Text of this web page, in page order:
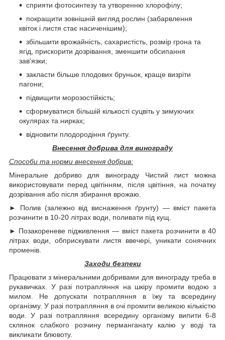
сприяти фотосинтезу та утворенню хлорофілу;
покращити зовнішній вигляд рослин (забарвлення
квіток і листя стає насиченішим);
збільшити врожайність, сахаристість, розмір грона та
ягід, прискорити дозрівання, зменшити обсипання
зав'язки;
закласти більше плодових бруньок, краще визріти
пагони;
підвищити морозостійкість;
сформуватися більшій кількості суцвіть у зимуючих
окулярах та нирках;
відновити плодородіння ґрунту.
Внесення добрива для винограду
Способи та норми внесення добрив:
Мінеральне добриво для винограду Чистий лист можна
використовувати перед цвітінням, після цвітіння, на початку
дозрівання або після збирання врожаю.
► Полив (залежно від виснаження ґрунту) — вміст пакета
розчинити в 10-20 літрах води, поливати під кущ.
► Позакореневе підживлення — вміст пакета розчинити в 40
літрах води, обприскувати листя ввечері, уникати сонячних
променів.
Заходи безпеки
Працювати з мінеральними добривами для винограду треба в
рукавичках. У разі потрапляння на шкіру промити водою з
милом. Не допускати потрапляння в їжу та всередину
організму. У разі потрапляння в очі промити великою кількістю
води. У разі потрапляння всередину організму випити 6-8
склянок слабкого розчину перманганату калію у воді та
викликати блювоту.